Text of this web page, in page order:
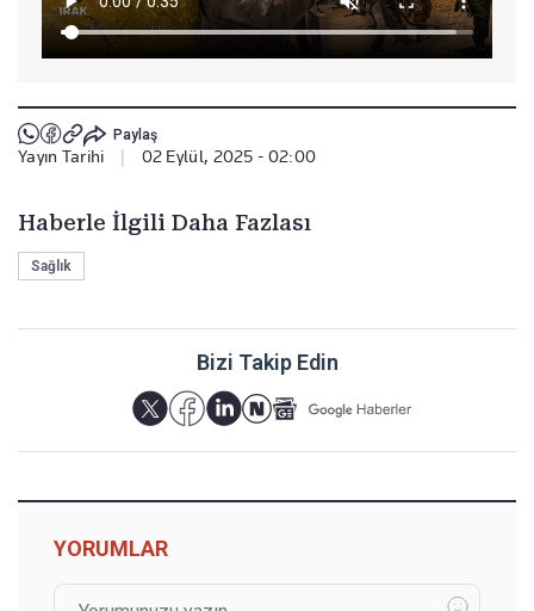
Paylaş
Yayın Tarihi 02 Eylül, 2025 - 02:00
Haberle İlgili Daha Fazlası
Sağlık
Bizi Takip Edin
YORUMLAR